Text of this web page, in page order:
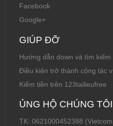
Facebook
Google+
GIÚP ĐỠ
Hướng dẫn down và tìm kiếm
Điều kiện trở thành cộng tác
Kiếm tiền trên 123tailieufree
ỦNG HỘ CHÚNG TÔI
TK: 0621000452388